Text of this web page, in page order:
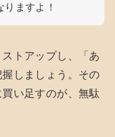
ますよ！
トアップし、「あ
しましょう。その
い足すのが、無駄